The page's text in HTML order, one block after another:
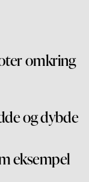
omkring
og dybde
eksempel